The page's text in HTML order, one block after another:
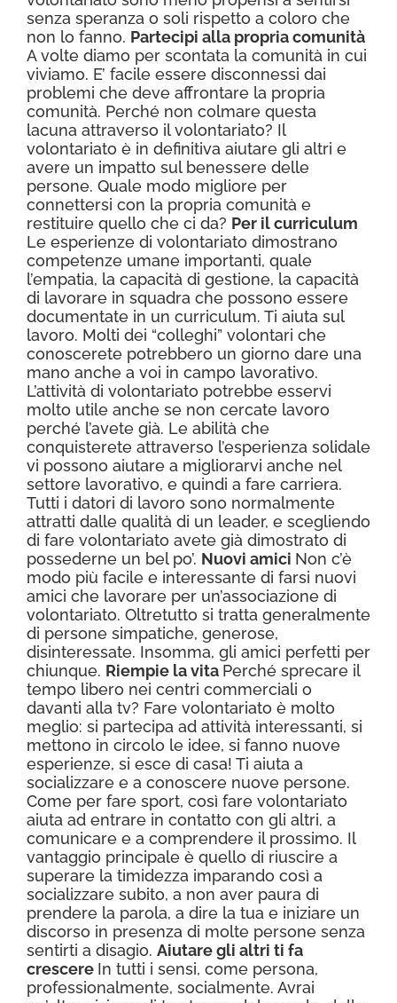
senza speranza o soli rispetto a coloro che
non lo fanno. Partecipi alla propria comunità
A volte diamo per scontata la comunità in cui
viviamo. E’ facile essere disconnessi dai
problemi che deve affrontare la propria
comunità. Perché non colmare questa
lacuna attraverso il volontariato? Il
volontariato è in definitiva aiutare gli altri e
avere un impatto sul benessere delle
persone. Quale modo migliore per
connettersi con la propria comunità e
restituire quello che ci da? Per il curriculum
Le esperienze di volontariato dimostrano
competenze umane importanti, quale
l’empatia, la capacità di gestione, la capacità
di lavorare in squadra che possono essere
documentate in un curriculum. Ti aiuta sul
lavoro. Molti dei “colleghi” volontari che
conoscerete potrebbero un giorno dare una
mano anche a voi in campo lavorativo.
L’attività di volontariato potrebbe esservi
molto utile anche se non cercate lavoro
perché l’avete già. Le abilità che
conquisterete attraverso l’esperienza solidale
vi possono aiutare a migliorarvi anche nel
settore lavorativo, e quindi a fare carriera.
Tutti i datori di lavoro sono normalmente
attratti dalle qualità di un leader, e scegliendo
di fare volontariato avete già dimostrato di
possederne un bel po’. Nuovi amici Non c’è
modo più facile e interessante di farsi nuovi
amici che lavorare per un’associazione di
volontariato. Oltretutto si tratta generalmente
di persone simpatiche, generose,
disinteressate. Insomma, gli amici perfetti per
chiunque. Riempie la vita Perché sprecare il
tempo libero nei centri commerciali o
davanti alla tv? Fare volontariato è molto
meglio: si partecipa ad attività interessanti, si
mettono in circolo le idee, si fanno nuove
esperienze, si esce di casa! Ti aiuta a
socializzare e a conoscere nuove persone.
Come per fare sport, così fare volontariato
aiuta ad entrare in contatto con gli altri, a
comunicare e a comprendere il prossimo. Il
vantaggio principale è quello di riuscire a
superare la timidezza imparando così a
socializzare subito, a non aver paura di
prendere la parola, a dire la tua e iniziare un
discorso in presenza di molte persone senza
sentirti a disagio. Aiutare gli altri ti fa
crescere In tutti i sensi, come persona,
professionalmente, socialmente. Avrai